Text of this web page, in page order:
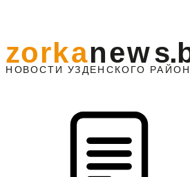
НО ВОСТИ УЗДЕНС КО ГО Р
zorkanews.